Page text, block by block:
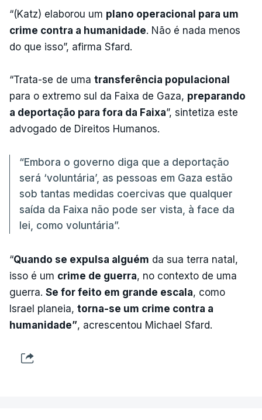
“(Katz) elaborou um plano operacional para um
crime contra a humanidade. Não é nada menos
do que isso”, afirma Sfard.
“Trata-se de uma transferência populacional
para o extremo sul da Faixa de Gaza, preparando
a deportação para fora da Faixa”, sintetiza este
advogado de Direitos Humanos.
“Embora o governo diga que a deportação
será ‘voluntária’, as pessoas em Gaza estão
sob tantas medidas coercivas que qualquer
saída da Faixa não pode ser vista, à face da
lei, como voluntária”.
“Quando se expulsa alguém da sua terra natal,
isso é um crime de guerra, no contexto de uma
guerra. Se for feito em grande escala, como
Israel planeia, torna-se um crime contra a
humanidade”, acrescentou Michael Sfard.